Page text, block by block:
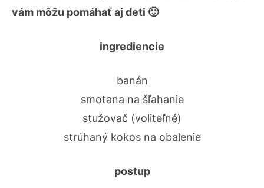
vám môžu pomáhať aj deti 🙂
ingrediencie
banán
smotana na šľahanie
stužovač (voliteľné)
strúhaný kokos na obalenie
postup